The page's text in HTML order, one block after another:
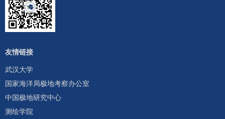
友情链接
武汉大学
国家海洋局极地考察办公室
中国极地研究中心
测绘学院